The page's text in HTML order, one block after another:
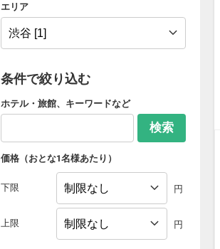
エリア
条件で絞り込む
ホテル・旅館、キーワードなど
検索
価格（おとな1名様あたり）
下限 円
上限 円